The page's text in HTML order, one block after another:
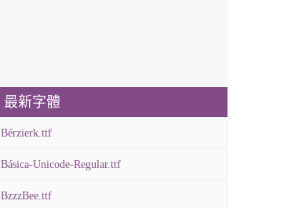
最新字體
Bérzierk.ttf
Básica-Unicode-Regular.ttf
BzzzBee.ttf